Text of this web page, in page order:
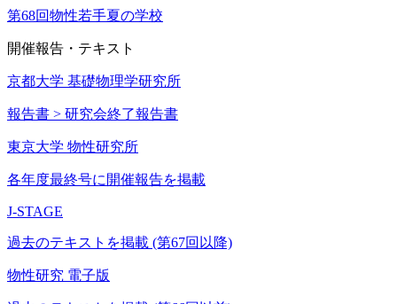
第68回物性若手夏の学校
開催報告・テキスト
京都大学 基礎物理学研究所
報告書 > 研究会終了報告書
東京大学 物性研究所
各年度最終号に開催報告を掲載
J-STAGE
過去のテキストを掲載 (第67回以降)
物性研究 電子版